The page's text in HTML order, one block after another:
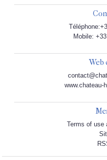
Mobile:
Web
www.chateau-
Terms of use